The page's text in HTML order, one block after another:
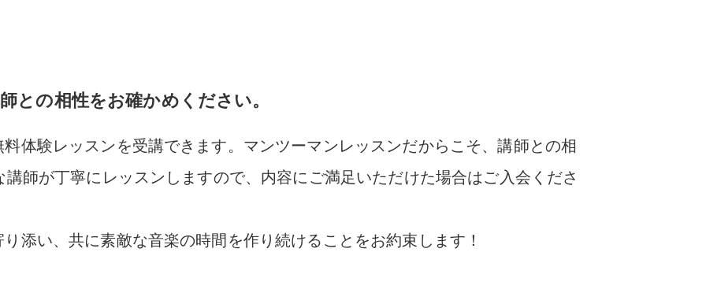
との相性をお確かめください。
体験レッスンを受講できます。マンツーマンレッスンだからこそ、講師との相
師が丁寧にレッスンしますので、内容にご満足いただけた場合はご入会くださ
添い、共に素敵な音楽の時間を作り続けることをお約束します！